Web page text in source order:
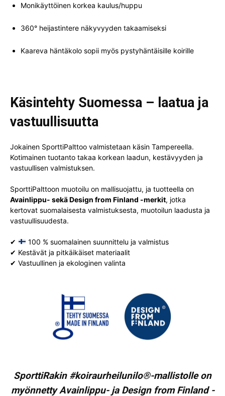
Monikäyttöinen korkea kaulus/huppu
360° heijastintere näkyvyyden takaamiseksi
Kaareva häntäkolo sopii myös pystyhäntäisille koirille
Käsintehty Suomessa – laatua ja
vastuullisuutta
Jokainen SporttiPalttoo valmistetaan käsin Tampereella.
Kotimainen tuotanto takaa korkean laadun, kestävyyden ja
vastuullisen valmistuksen.
SporttiPalttoon muotoilu on mallisuojattu, ja tuotteella on
Avainlippu- sekä Design from Finland -merkit, jotka
kertovat suomalaisesta valmistuksesta, muotoilun laadusta ja
vastuullisuudesta.
✔
100 % suomalainen suunnittelu ja valmistus
✔ Kestävät ja pitkäikäiset materiaalit
✔ Vastuullinen ja ekologinen valinta
SporttiRakin #koiraurheilunilo®-mallistolle on
myönnetty Avainlippu- ja Design from Finland -